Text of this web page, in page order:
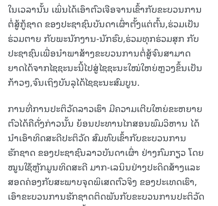
ໃນເວລານັ້ນ ເພິ່ນໄດ້ເອົາຕົວເຈືອຈານເຂົ້າກັບຂະບວນການ
ຕໍ່ສູ້ກູ້ຊາດ ຂອງປະຊາຊົນບັນດາເຜົ່າຕັ້ງແຕ່ຕົ້ນ,ຮ່ວມເປັນ
ຮ່ວມຕາຍ ກັບພະນັກງານ-ນັກຮົບ,ຮ່ວມທຸກຮ່ວມສຸກ ກັບ
ປະຊາຊົນເພື່ອນຳພາສ້າງຂະບວນການຕໍ່ສູ້ຈົນສາມາດ
ຍາດໄດ້ຈາກໄຊຊະນະນີ້ໄປສູ່ໄຊຊະນະໃໝ່ໃຫຍ່ຫຼວງຂຶ້ນເປັນ
ກ້າວໆ,ຈົນເຖິງບັນລຸໄດ້ໄຊຊະນະສົມບູນ.
ການທີ່ການປະຕິວັດລາວເຮົາ ມີຄວາມເຕີບໃຫຍ່ຂະຫຍາຍ
ຕົວໄດ້ຄືດັ່ງກ່າວນັ້ນ ຍ້ອນປະທານໄກສອນພົມວິຫານ ໄດ້
ນໍາເອົາທິດສະດີປະຕິວັດ ສົມທົບເຂົ້າກັບຂະບວນການ
ຮັກຊາດ ຂອງປະຊາຊົນລາວບັນດາເຜົ່າ ຢ່າງກົມກຽວ ໂດຍ
ໝູນໃຊ້ຫຼັກມູນທິດສະດີ ມາກ-ເລນິນຢ່າງປະດິດສ້າງແລະ
ສອດຄ່ອງກັບສະພາບຈຸດພິເສດຕົວຈິງ ຂອງປະເທດເຮົາ,
ເອົາຂະບວນການຮັກຊາດຕິດພັນກັບຂະບວນການປະຕິວັດ